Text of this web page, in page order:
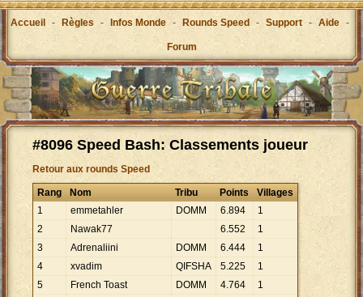
Accueil - Règles - Infos Monde - Rounds Speed - Support - Aide -
Forum
#8096 Speed Bash: Classements joueur
Retour aux rounds Speed
Rang Nom Tribu Points
Villages
1
emmetahler DOMM 6.894
1
2
Nawak77 6.552
1
3
Adrenaliini DOMM 6.444
1
4
xvadim QIFSHA 5.225
1
5
French Toast DOMM 4.764
1